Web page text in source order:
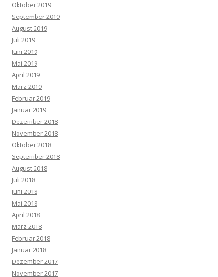
Oktober 2019
September 2019
August 2019
Juli 2019
Juni 2019
Mai 2019
April 2019
März 2019
Februar 2019
Januar 2019
Dezember 2018
November 2018
Oktober 2018
September 2018
August 2018
Juli 2018
Juni 2018
Mai 2018
April 2018
März 2018
Februar 2018
Januar 2018
Dezember 2017
November 2017